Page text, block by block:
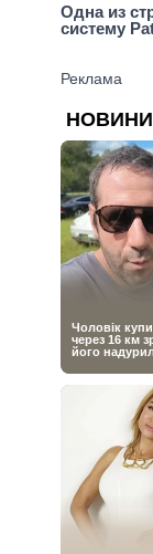
Одна из
систему